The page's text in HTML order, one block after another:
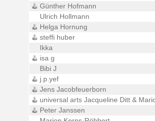
Günther Hofmann
Ulrich Hollmann
Helga Hornung
steffi huber
Ikka
isa g
Bibi J
j.p.yef
Jens Jacobfeuerborn
universal arts Jacqueline Ditt &
Peter Janssen